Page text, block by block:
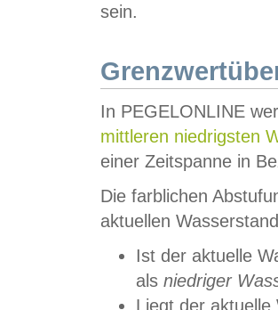
sein.
In PEGELONLINE
mittleren niedrigsten
einer Zeitspanne in
Die farblichen
aktuellen
Ist der aktuelle
als niedriger
Liegt der